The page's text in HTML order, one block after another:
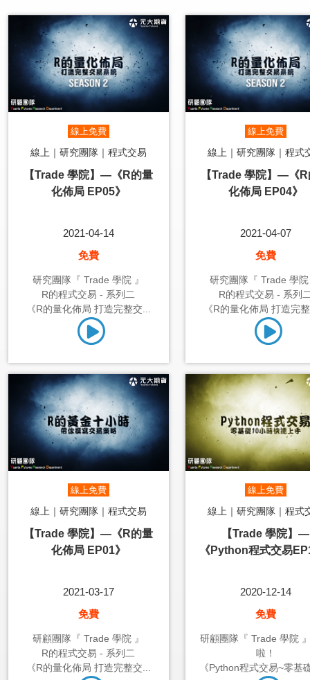
線上免費
線上｜研究團隊｜程式交易
【Trade 學院】—《R的量
化佈局 EP05》
2021-04-14
免費
研究團隊『 Trade 學院 』
R的程式交易 - 系列二
《R的量化佈局 打造完整交...
線上免費
線上｜研究團隊｜程式
【Trade 學院】—《
化佈局 EP04》
2021-04-07
免費
研究團隊『 Trade 學
R的程式交易 - 系列
《R的量化佈局 打造完
線上免費
線上｜研究團隊｜程式交易
【Trade 學院】—《R的量
化佈局 EP01》
2021-03-17
免費
研顧團隊『 Trade 學院 』
R的程式交易 - 系列二
《R的量化佈局 打造完整交...
線上免費
線上｜研究團隊｜程式
【Trade 學院】—
《Python程式交易
2020-12-14
免費
研顧團隊『 Trade 學院
啦！
《Python程式交易~零基